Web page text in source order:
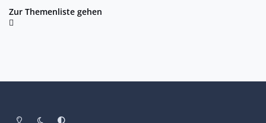
Zur Themenliste gehen
Heller ModusDunkler Modus
Systemeinstellung